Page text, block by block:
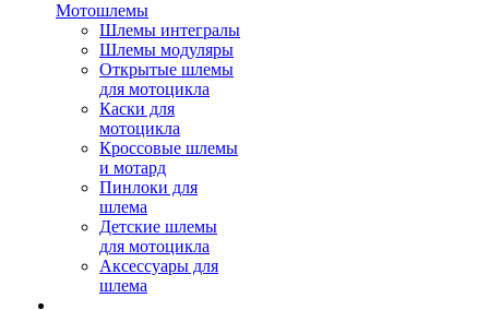
Мотошлемы
Шлемы интегралы
Шлемы модуляры
Открытые шлемы
для мотоцикла
Каски для
мотоцикла
Кроссовые шлемы
и мотард
Пинлоки для
шлема
Детские шлемы
для мотоцикла
Аксессуары для
шлема